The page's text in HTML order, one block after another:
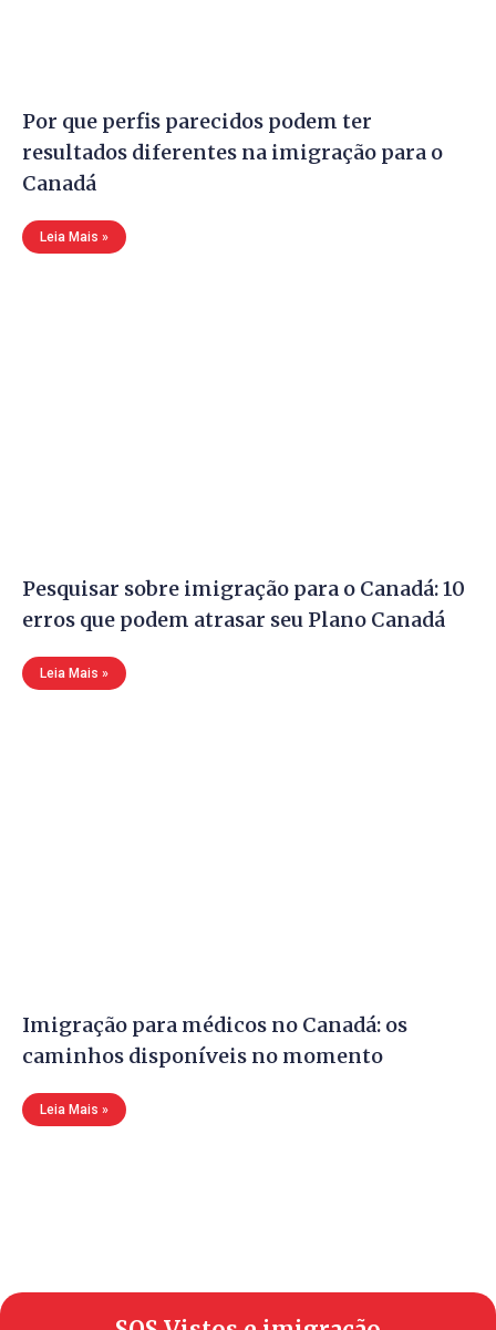
Por que perfis parecidos podem ter
resultados diferentes na imigração para o
Canadá
Leia Mais »
Pesquisar sobre imigração para o Canadá: 10
erros que podem atrasar seu Plano Canadá
Leia Mais »
Imigração para médicos no Canadá: os
caminhos disponíveis no momento
Leia Mais »